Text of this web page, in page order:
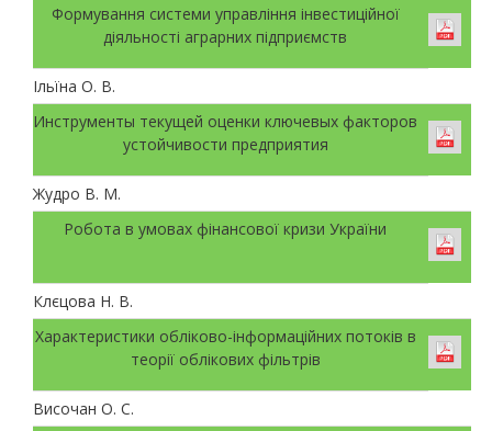
Формування системи управління інвестиційної
діяльності аграрних підприємств
Ільїна О. В.
Инструменты текущей оценки ключевых факторов
устойчивости предприятия
Жудро В. М.
Робота в умовах фінансової кризи України
Клєцова Н. В.
Характеристики обліково-інформаційних потоків в
теорії облікових фільтрів
Височан О. С.